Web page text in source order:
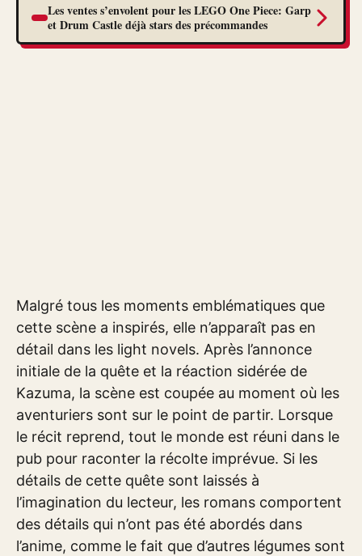
Les ventes s’envolent pour les LEGO One Piece: Garp
et Drum Castle déjà stars des précommandes
Malgré tous les moments emblématiques que
cette scène a inspirés, elle n’apparaît pas en
détail dans les light novels. Après l’annonce
initiale de la quête et la réaction sidérée de
Kazuma, la scène est coupée au moment où les
aventuriers sont sur le point de partir. Lorsque
le récit reprend, tout le monde est réuni dans le
pub pour raconter la récolte imprévue. Si les
détails de cette quête sont laissés à
l’imagination du lecteur, les romans comportent
des détails qui n’ont pas été abordés dans
l’anime, comme le fait que d’autres légumes sont